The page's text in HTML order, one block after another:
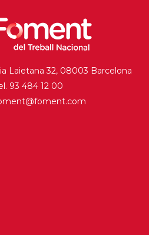
Laietana 32, 08003 Barcelona
93 484 12 00